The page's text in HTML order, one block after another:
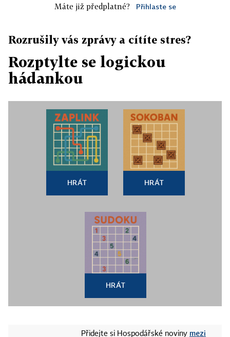
Máte již předplatné? Přihlaste se
Rozrušily vás zprávy a cítíte stres?
Rozptylte se logickou
hádankou
HRÁT HRÁT
HRÁT
Přidejte si Hospodářské noviny mezi